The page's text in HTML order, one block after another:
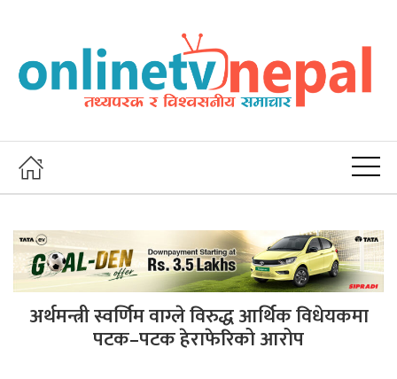
अर्थमन्त्री स्वर्णिम वाग्ले विरुद्ध आर्थिक विधेयकमा
पटक–पटक हेराफेरिको आरोप